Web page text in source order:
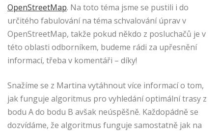
OpenStreetMap. Na toto téma jsme se pustili i do
určitého fabulování na téma schvalování úprav v
OpenStreetMap, takže pokud někdo z posluchačů je v
této oblasti odborníkem, budeme rádi za upřesnění
informací, třeba v komentáři – díky!
Snažíme se z Martina vytáhnout více informací o tom,
jak funguje algoritmus pro vyhledání optimální trasy z
bodu A do bodu B avšak neúspěšně. Každopádně se
dozvídáme, že algoritmus funguje samostatně jak na